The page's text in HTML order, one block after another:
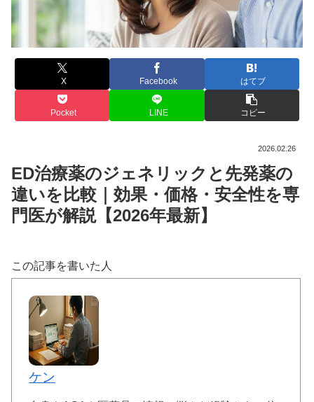
X Facebook はてブ
Pocket LINE コピー
2026.02.26
ED治療薬のジェネリックと先発薬の
違いを比較｜効果・価格・安全性を専
門医が解説【2026年最新】
この記事を書いた人
ケン